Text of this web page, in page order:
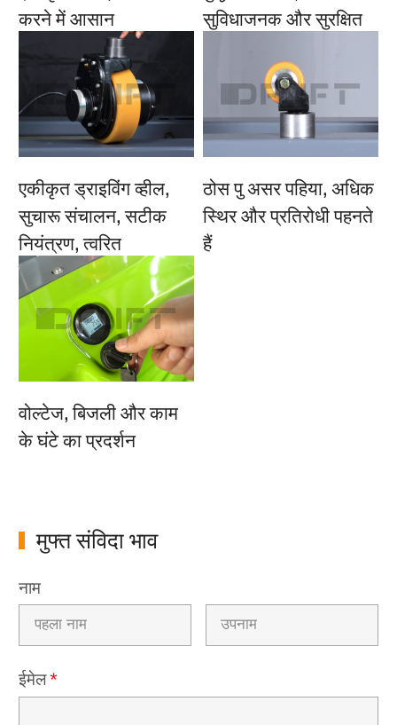
करने में आसान
सुविधाजनक और सुरक्षित
एकीकृत ड्राइविंग व्हील,
सुचारू संचालन, सटीक
नियंत्रण, त्वरित
प्रतिक्रिया
ठोस पु असर पहिया, अधिक
स्थिर और प्रतिरोधी पहनते
हैं
वोल्टेज, बिजली और काम
के घंटे का प्रदर्शन
मुफ्त संविदा भाव
नाम
ईमेल*